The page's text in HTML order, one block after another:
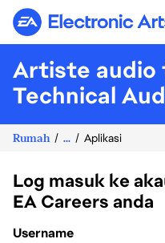
Electronic
Artiste audio
Technical
Rumah ... Aplikasi
Log masuk ke
EA Careers anda
Login
Username